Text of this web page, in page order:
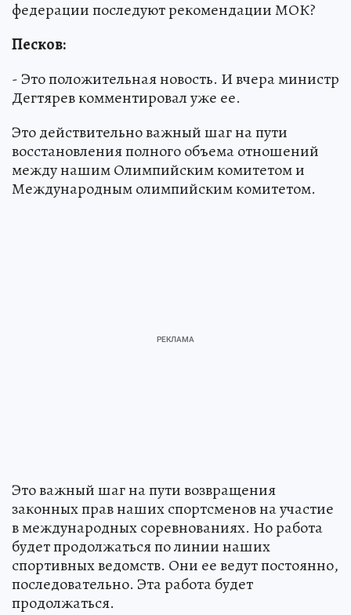
федерации последуют рекомендации МОК?
Песков:
- Это положительная новость. И вчера министр
Дегтярев комментировал уже ее.
Это действительно важный шаг на пути
восстановления полного объема отношений
между нашим Олимпийским комитетом и
Международным олимпийским комитетом.
Это важный шаг на пути возвращения
законных прав наших спортсменов на участие
в международных соревнованиях. Но работа
будет продолжаться по линии наших
спортивных ведомств. Они ее ведут постоянно,
последовательно. Эта работа будет
продолжаться.